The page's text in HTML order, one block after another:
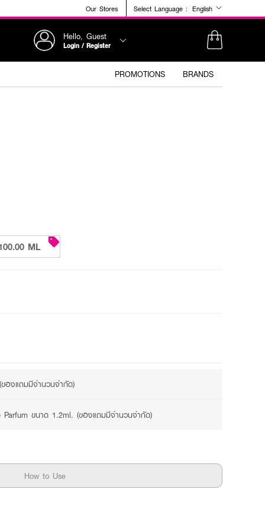
Our Stores Select Language : English
Hello, Guest
Login / Register
PROMOTIONS BRANDS
ML
งแถมมีจำนวนจำกัด)
ขนาด 1.2ml. (ของแถมมีจำนวนจำกัด)
How to Use